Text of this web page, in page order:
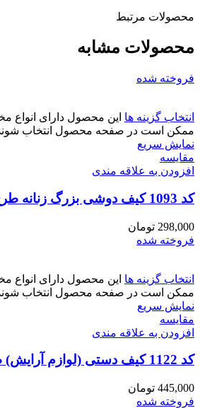
محصولات مرتبط
محصولات مشابه
فروخته شده
انتخاب گزینه ها این محصول دارای انواع
ممکن است در صفحه محصول انتخاب
نمایش سریع
مقايسه
افزودن به علاقه مندی
کد 1093 کیف دوشی بزرگ زنانه طرح برند
298,000 تومان
فروخته شده
انتخاب گزینه ها این محصول دارای انواع
ممکن است در صفحه محصول انتخاب
نمایش سریع
مقايسه
افزودن به علاقه مندی
کد 1122 کیف دستی (لوازم آرایش) طرح برند
445,000 تومان
فروخته شده